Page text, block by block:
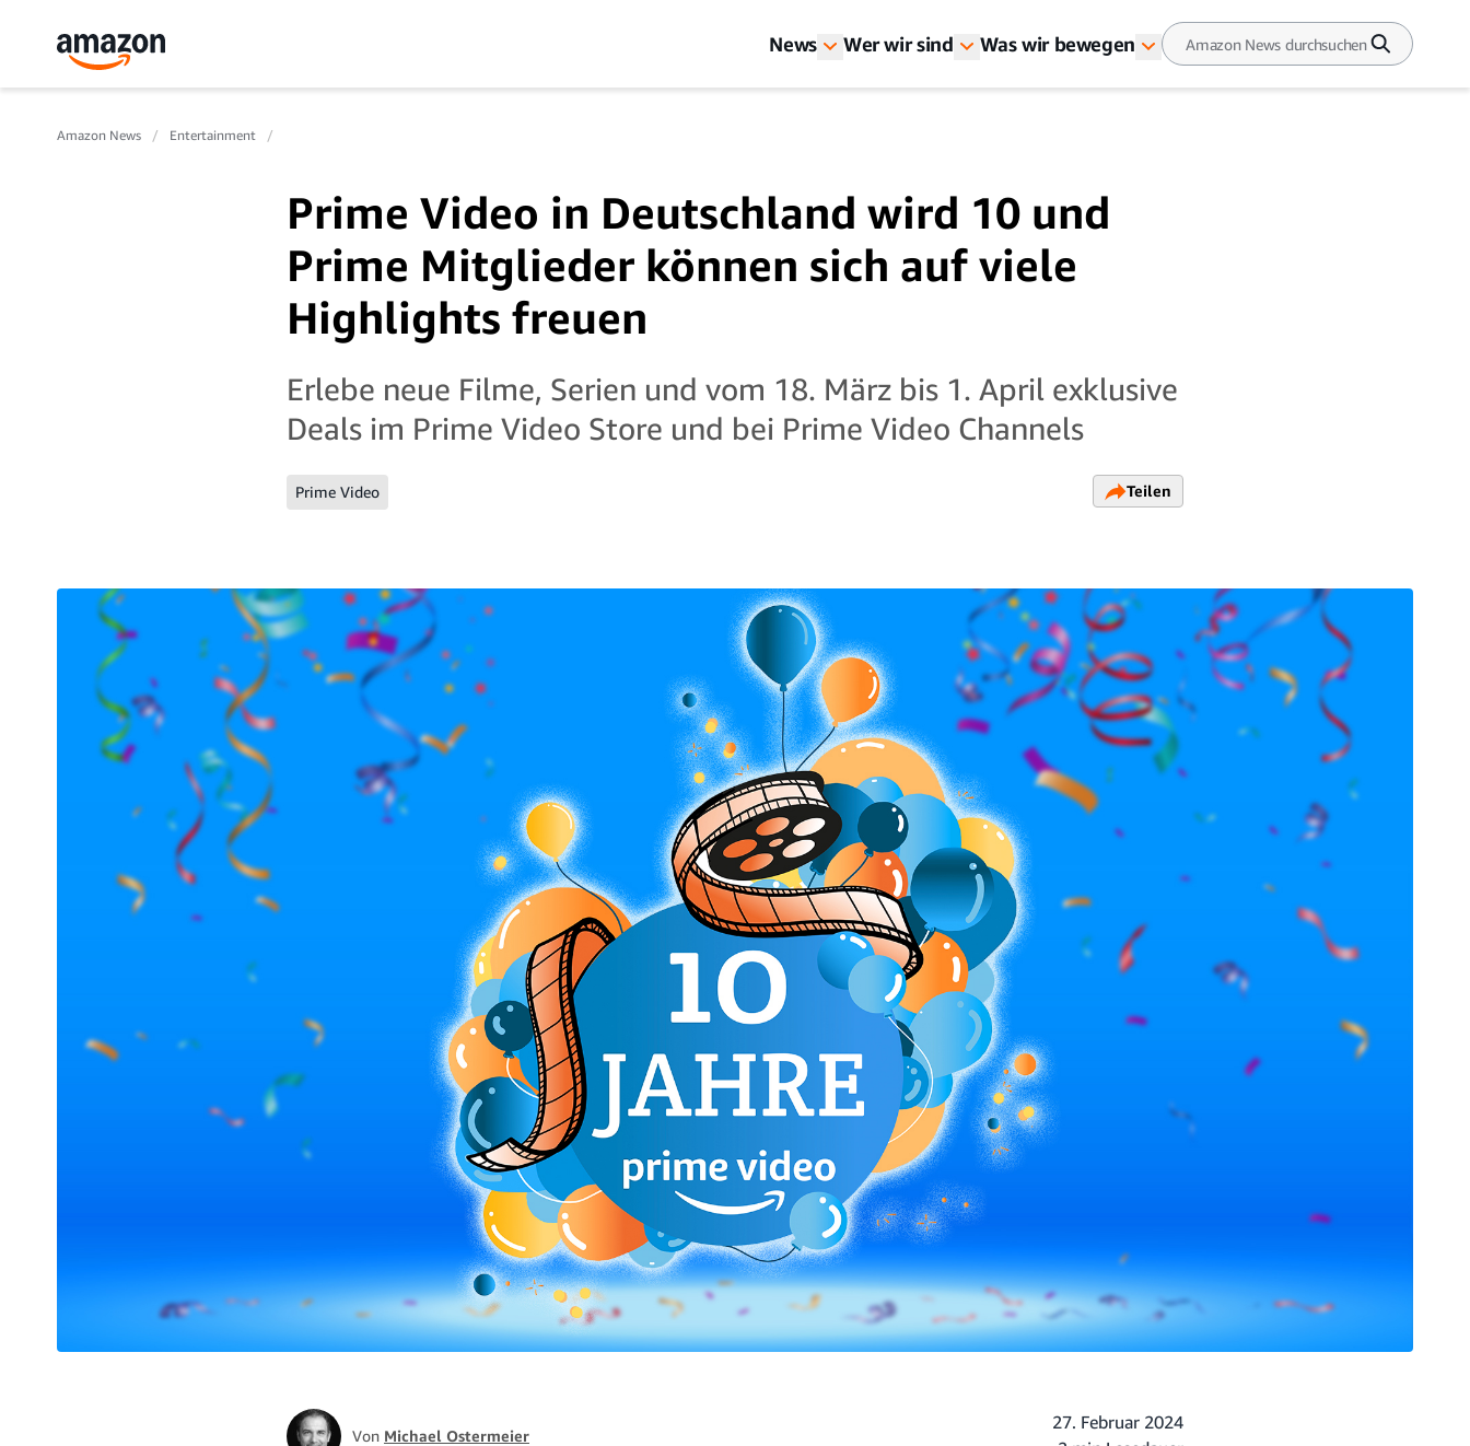
News Wer wir sind Was wir bewegen
Amazon News Entertainment
Prime Video in Deutschland wird 10 und
Prime Mitglieder können sich auf viele
Highlights freuen
Erlebe neue Filme, Serien und vom 18. März bis 1. April exklusive
Deals im Prime Video Store und bei Prime Video Channels
Prime Video Teilen
Von Michael Ostermeier
27. Februar 2024